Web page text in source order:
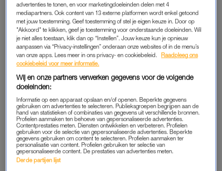
Officieel was de leeftijdsgrens voor de halve marathon 16 jaar,
bevestigt Scheffer aan de telefoon. “Ons systeem gaat uit van
de leeftijd die deelnemers zelf opgeven”, vertelt hij.
advertenties te tonen, en voor marketingdoeleinden delen met 4
mediapartners. Ook content van 13 externe platformen wordt enkel getoond
met jouw toestemming. Geef toestemming of stel je eigen keuze in. Door op
"Akkoord" te klikken, geef je toestemming voor onderstaande doeleinden. Wil
je niet alles toestaan, klik dan op “Instellen”. Jouw keuze kun je opnieuw
aanpassen via “Privacy-instellingen” onderaan onze websites of in de menu’s
van onze apps. Lees meer in ons privacy- en cookiebeleid.
Raadpleeg ons
cookiebeleid voor meer informatie.
Wij en onze partners verwerken gegevens voor de volgende
doeleinden:
Informatie op een apparaat opslaan en/of openen. Beperkte gegevens
gebruiken om advertenties te selecteren. Publieksgroepen begrijpen aan de
hand van statistieken of combinaties van gegevens uit verschillende bronnen.
Profielen aanmaken ten behoeve van gepersonaliseerde advertenties.
Contentprestaties meten. Diensten ontwikkelen en verbeteren. Profielen
gebruiken voor de selectie van gepersonaliseerde advertenties. Beperkte
gegevens gebruiken om content te selecteren. Profielen aanmaken ter
personalisatie van content. Profielen gebruiken ter selectie van
gepersonaliseerde content. De prestaties van advertenties meten.
Derde partijen lijst